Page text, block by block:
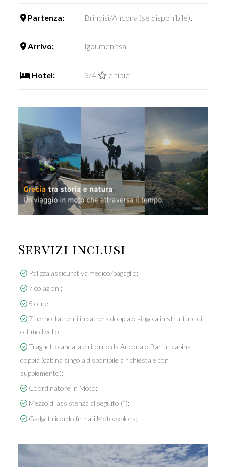
Partenza: Brindisi/Ancona (se disponibile);
Arrivo: Igoumenitsa
Hotel: 3/4 e tipici
Servizi inclusi
Polizza assicurativa medico/bagaglio;
7 colazioni;
5 cene;
7 pernottamenti in camera doppia o singola in strutture di
ottimo livello;
Traghetto andata e ritorno da Ancona o Bari in cabina
doppia (cabina singola disponibile a richiesta e con
supplemento);
Coordinatore in Moto;
Mezzo di assistenza al seguito (*);
Gadget ricordo firmati Motoexplora;